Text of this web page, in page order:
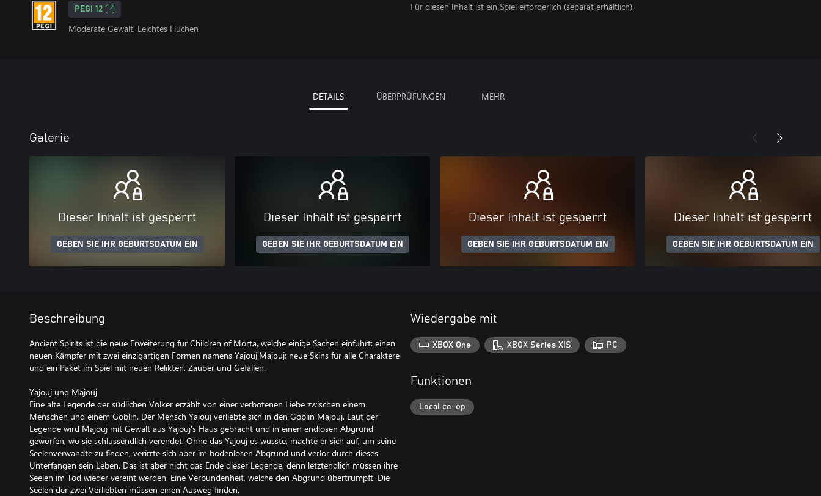
PEGI 12
Moderate Gewalt, Leichtes Fluchen
Für diesen Inhalt ist ein Spiel erforderlich (separat erhältlich).
DETAILS ÜBERPRÜFUNGEN MEHR
Galerie
Dieser Inhalt ist gesperrt
GEBEN SIE IHR GEBURTSDATUM EIN
Dieser Inhalt ist gesperrt
GEBEN SIE IHR GEBURTSDATUM EIN
Dieser Inhalt ist gesperrt
GEBEN SIE IHR GEBURTSDATUM EIN
Dieser Inhalt ist gesperrt
GEBEN SIE IHR GEBURTSDATUM EIN
Beschreibung
Ancient Spirits ist die neue Erweiterung für Children of Morta, welche einige Sachen einführt: einen
neuen Kämpfer mit zwei einzigartigen Formen namens Yajouj'Majouj; neue Skins für alle Charaktere
und ein Paket im Spiel mit neuen Relikten, Zauber und Gefallen.
Yajouj und Majouj
Eine alte Legende der südlichen Völker erzählt von einer verbotenen Liebe zwischen einem
Menschen und einem Goblin. Der Mensch Yajouj verliebte sich in den Goblin Majouj. Laut der
Legende wird Majouj mit Gewalt aus Yajouj's Haus gebracht und in einen endlosen Abgrund
geworfen, wo sie schlussendlich verendet. Ohne das Yajouj es wusste, machte er sich auf, um seine
Seelenverwandte zu finden, verirrte sich aber im bodenlosen Abgrund und verlor durch dieses
Unterfangen sein Leben. Das ist aber nicht das Ende dieser Legende, denn letztendlich müssen ihre
Seelen im Tod wieder vereint werden. Eine Verbundenheit, welche den Abgrund übertrumpft. Die
Seelen der zwei Verliebten müssen einen Ausweg finden.
Wiedergabe mit
XBOX One XBOX Series X|S PC
Funktionen
Local co-op